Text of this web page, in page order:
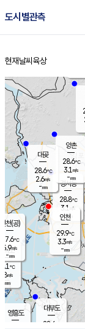
도시별관측
홈
현재날씨 육상
의도
℃
m/s
mm
영흥도
대부도
28.6
경서동
28.8℃
3.1 m/s
-mm
대곶
28.6℃
2.6m/s
-mm
양촌
28.6℃
3.1 m/s
-mm
인천(공)
27.6℃
5.9m/s
-mm
인천
29.9℃
3.3m/s
-mm